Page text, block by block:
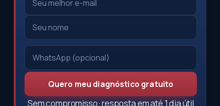
Quero meu diagnóstico gratuito
Sem compromisso · resposta em até 1 dia útil